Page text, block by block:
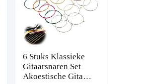
6 Stuks Klassieke
Gitaarsnaren Set
Akoestische Gitaar